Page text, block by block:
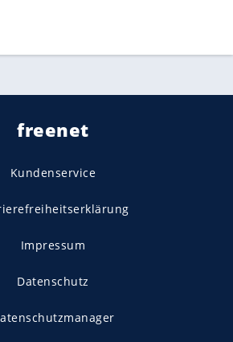
freenet
Kundenservice
Impressum
Datenschutz